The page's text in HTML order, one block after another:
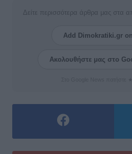
Δείτε περισσότερα άρθρα μας στα
Add Dimokratiki.gr
Ακολουθήστε μας στο